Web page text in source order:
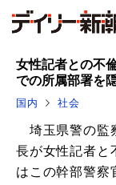
女性記者との不
での所属部署を
国内 社会
埼玉県警の監
長が女性記者と
はこの幹部警察